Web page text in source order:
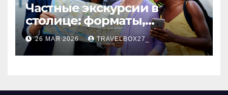
Частные экскурсии в
столице: форматы,
маршруты и особенности
организации
26 МАЯ 2026 TRAVELBOX27_